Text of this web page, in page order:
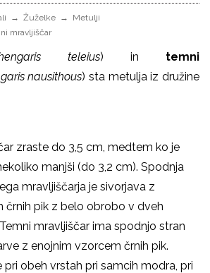
Žuželke
Metulji
mravljiščar
teleius) in temni
nausithous) sta metulja iz družine
zraste do 3,5 cm, medtem ko je
manjši (do 3,2 cm). Spodnja
mravljiščarja je sivorjava z
črnih pik z belo obrobo v dveh
mravljiščar ima spodnjo stran
z enojnim vzorcem črnih pik.
pri obeh vrstah pri samcih modra, pri